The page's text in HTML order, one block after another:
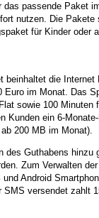
passende Paket
nutzen. Die Pakete
für Kinder oder
beinhaltet die Internet
im Monat. Das
sowie 100 Minuten
Kunden ein 6-
200 MB im Monat).
des Guthabens hinzu
Zum Verwalten
Android
SMS versendet zahlt